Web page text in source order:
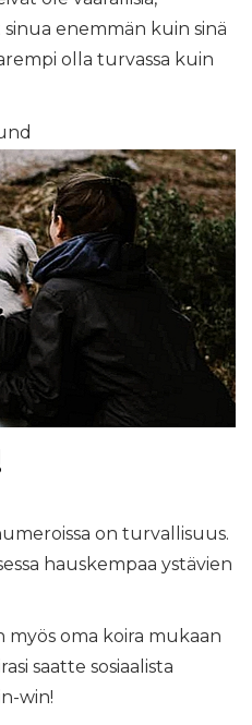
enemmän kuin sinä
olla turvassa kuin
on turvallisuus.
hauskempaa ystävien
myös oma koira mukaan
saatte sosiaalista
win!